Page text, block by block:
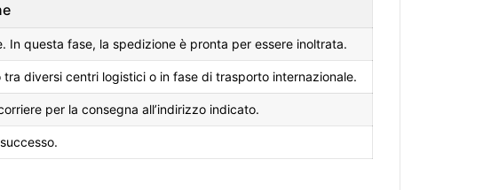
questa fase, la spedizione è pronta per essere inoltrata.
diversi centri logistici o in fase di trasporto internazionale.
per la consegna all’indirizzo indicato.